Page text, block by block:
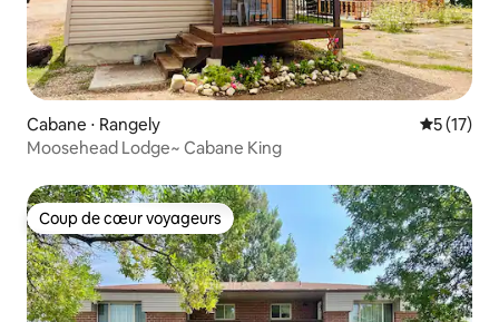
Cabane ⋅ Rangely
5 (17)
Moosehead Lodge~ Cabane King
Coup de cœur voyageurs
Coup de cœur voyageurs